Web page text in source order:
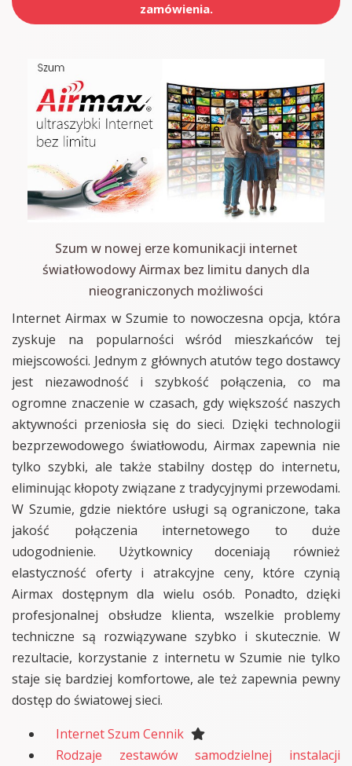
zamówienia.
Szum w nowej erze komunikacji internet
światłowodowy Airmax bez limitu danych dla
nieograniczonych możliwości
Internet Airmax w Szumie to nowoczesna opcja, która
zyskuje na popularności wśród mieszkańców tej
miejscowości. Jednym z głównych atutów tego dostawcy
jest niezawodność i szybkość połączenia, co ma
ogromne znaczenie w czasach, gdy większość naszych
aktywności przeniosła się do sieci. Dzięki technologii
bezprzewodowego światłowodu, Airmax zapewnia nie
tylko szybki, ale także stabilny dostęp do internetu,
eliminując kłopoty związane z tradycyjnymi przewodami.
W Szumie, gdzie niektóre usługi są ograniczone, taka
jakość połączenia internetowego to duże
udogodnienie. Użytkownicy doceniają również
elastyczność oferty i atrakcyjne ceny, które czynią
Airmax dostępnym dla wielu osób. Ponadto, dzięki
profesjonalnej obsłudze klienta, wszelkie problemy
techniczne są rozwiązywane szybko i skutecznie. W
rezultacie, korzystanie z internetu w Szumie nie tylko
staje się bardziej komfortowe, ale też zapewnia pewny
dostęp do światowej sieci.
Internet Szum Cennik
Rodzaje zestawów samodzielnej instalacji